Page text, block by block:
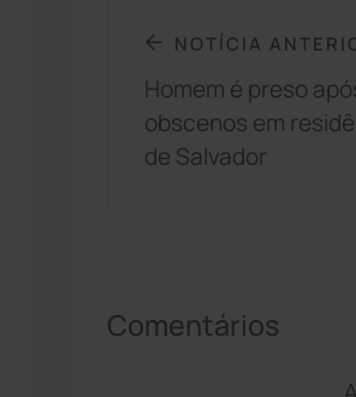
NOTÍCIA
Homem é preso
obscenos em
de Salvador
Comentários